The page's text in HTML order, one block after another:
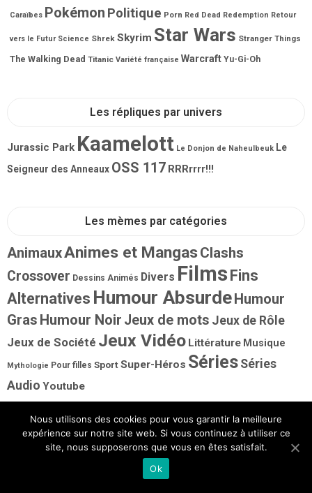
Caraïbes Pokémon Politique Porn Red Dead Redemption Retour
vers le Futur Science Shrek Skyrim Star Wars Stranger Things
The Walking Dead Titanic Variété française Warcraft Yu-Gi-Oh
Les répliques par univers
Jurassic Park Kaamelott Le Donjon de Naheulbeuk Le
Seigneur des Anneaux OSS 117 RRRrrrr!!!
Les mèmes par catégories
AnimauxAnimes et MangasClashs
Crossover Dessins Animés Divers Films Fins
Alternatives Humour AbsurdeHumour
Gras Humour Noir Jeux de mots Jeux de Rôle
Jeux de Société Jeux Vidéo Littérature Musique
Mythologie Pour filles SportSuper-Héros Séries Séries
Audio Youtube
Les Web-Comics par auteurs
Cendres
Nous utilisons des cookies pour vous garantir la meilleure
expérience sur notre site web. Si vous continuez à utiliser ce
site, nous supposerons que vous en êtes satisfait.
Ok